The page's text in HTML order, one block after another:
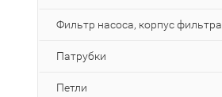
Фильтр насоса, корпус фильтра
Патрубки
Петли